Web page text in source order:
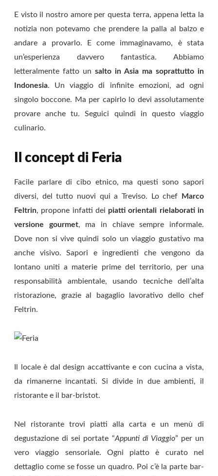
E visto il nostro amore per questa terra, appena letta la
notizia non potevamo che prendere la palla al balzo e
andare a provarlo. E come immaginavamo, è stata
un’esperienza davvero fantastica. Abbiamo
letteralmente fatto un salto in Asia ma soprattutto in
Indonesia. Un viaggio di infinite emozioni, ad ogni
singolo boccone. Ma per capirlo lo devi assolutamente
provare anche tu. Seguici quindi in questo viaggio
culinario.
Il concept di Feria
Facile parlare di cibo etnico, ma questi sono sapori
diversi, del tutto nuovi qui a Treviso. Lo chef
Marco
Feltrin, propone infatti dei piatti orientali rielaborati in
versione gourmet, ma in chiave sempre informale.
Dove non si vive quindi solo un viaggio gustativo ma
anche visivo. Sapori e ingredienti che vengono da
lontano uniti a materie prime del territorio, per una
responsabilità ambientale, usando tecniche dell’alta
ristorazione, grazie al bagaglio lavorativo dello chef
Feltrin.
Il locale è dal design accattivante e con cucina a vista,
da rimanerne incantati. Si divide in due ambienti, il
ristorante e il bar-bristot.
Nel ristorante trovi piatti alla carta e un menù di
degustazione di sei portate “Appunti di Viaggio” per un
vero viaggio sensoriale. Ogni piatto è curato nel
dettaglio come se fosse un quadro. Poi c’è la parte bar-